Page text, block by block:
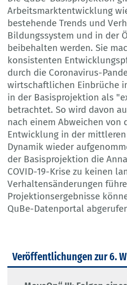
Arbeitsmarktentwicklung
bestehende Trends und
Bildungssystem und in der
beibehalten werden. Sie
konsistenten
durch die Coronavirus-
wirtschaftlichen Einbrüche
in der Basisprojektion als
betrachtet. So wird davon
nach einem Abweichen von
Entwicklung in der
Dynamik wieder
der Basisprojektion die
COVID-19-Krise zu keinen
Verhaltensänderungen
Projektionsergebnisse
QuBe-Datenportal
Veröffentlichungen zur 6.